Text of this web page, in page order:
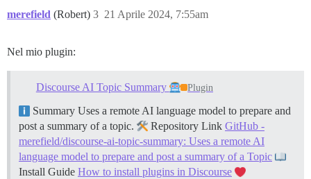
merefield (Robert) 21 Aprile 2024, 7:55am
3
Nel mio plugin:
Discourse AI Topic Summary Plugin
Summary Uses a remote AI language model to prepare and
post a summary of a topic.
Repository Link GitHub -
merefield/discourse-ai-topic-summary: Uses a remote AI
language model to prepare and post a summary of a Topic
Install Guide How to install plugins in Discourse